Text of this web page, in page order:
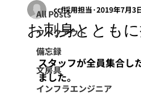
All Posts
ワークアウト
備忘録
文房具
インフラエンジニア
お刺身ととも
ccf採用担当 2019年7月3
スタッフが全員集合し
ました。